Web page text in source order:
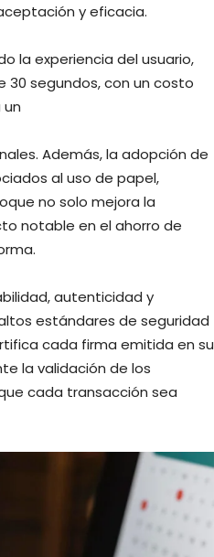
y eficacia.
la experiencia del usuario,
segundos, con un costo
Además, la adopción de
al uso de papel,
no solo mejora la
notable en el ahorro de
autenticidad y
estándares de seguridad
cada firma emitida en su
la validación de los
cada transacción sea